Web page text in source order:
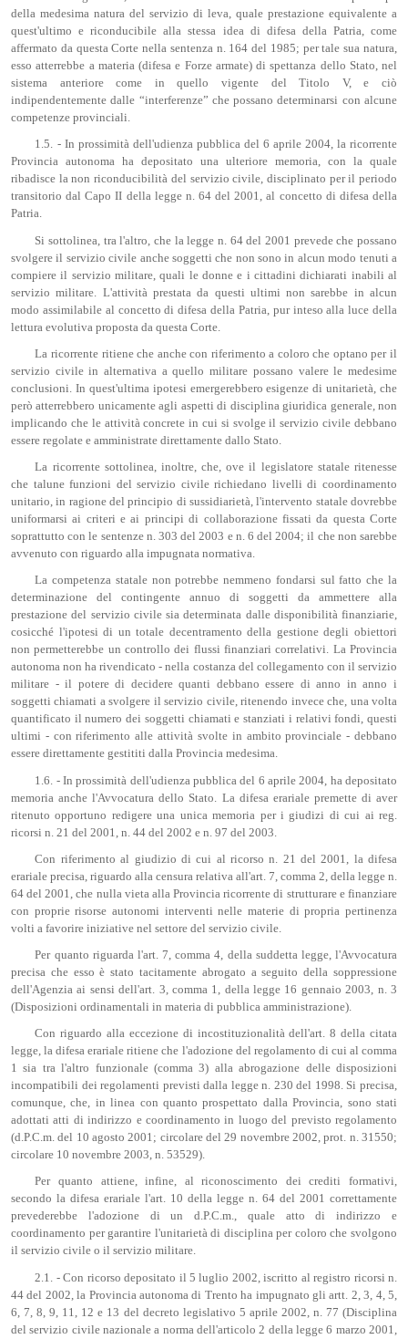
della medesima natura del servizio di leva, quale prestazione equivalente a
quest'ultimo e riconducibile alla stessa idea di difesa della Patria, come
affermato da questa Corte nella sentenza n. 164 del 1985; per tale sua natura,
esso atterrebbe a materia (difesa e Forze armate) di spettanza dello Stato, nel
sistema anteriore come in quello vigente del Titolo V, e ciò
indipendentemente dalle “interferenze” che possano determinarsi con alcune
competenze provinciali.
1.5. - In prossimità dell'udienza pubblica del 6 aprile 2004, la ricorrente
Provincia autonoma ha depositato una ulteriore memoria, con la quale
ribadisce la non riconducibilità del servizio civile, disciplinato per il periodo
transitorio dal Capo II della legge n. 64 del 2001, al concetto di difesa della
Patria.
Si sottolinea, tra l'altro, che la legge n. 64 del 2001 prevede che possano
svolgere il servizio civile anche soggetti che non sono in alcun modo tenuti a
compiere il servizio militare, quali le donne e i cittadini dichiarati inabili al
servizio militare. L'attività prestata da questi ultimi non sarebbe in alcun
modo assimilabile al concetto di difesa della Patria, pur inteso alla luce della
lettura evolutiva proposta da questa Corte.
La ricorrente ritiene che anche con riferimento a coloro che optano per il
servizio civile in alternativa a quello militare possano valere le medesime
conclusioni. In quest'ultima ipotesi emergerebbero esigenze di unitarietà, che
però atterrebbero unicamente agli aspetti di disciplina giuridica generale, non
implicando che le attività concrete in cui si svolge il servizio civile debbano
essere regolate e amministrate direttamente dallo Stato.
La ricorrente sottolinea, inoltre, che, ove il legislatore statale ritenesse
che talune funzioni del servizio civile richiedano livelli di coordinamento
unitario, in ragione del principio di sussidiarietà, l'intervento statale dovrebbe
uniformarsi ai criteri e ai principi di collaborazione fissati da questa Corte
soprattutto con le sentenze n. 303 del 2003 e n. 6 del 2004; il che non sarebbe
avvenuto con riguardo alla impugnata normativa.
La competenza statale non potrebbe nemmeno fondarsi sul fatto che la
determinazione del contingente annuo di soggetti da ammettere alla
prestazione del servizio civile sia determinata dalle disponibilità finanziarie,
cosicché l'ipotesi di un totale decentramento della gestione degli obiettori
non permetterebbe un controllo dei flussi finanziari correlativi. La Provincia
autonoma non ha rivendicato - nella costanza del collegamento con il servizio
militare - il potere di decidere quanti debbano essere di anno in anno i
soggetti chiamati a svolgere il servizio civile, ritenendo invece che, una volta
quantificato il numero dei soggetti chiamati e stanziati i relativi fondi, questi
ultimi - con riferimento alle attività svolte in ambito provinciale - debbano
essere direttamente gestititi dalla Provincia medesima.
1.6. - In prossimità dell'udienza pubblica del 6 aprile 2004, ha depositato
memoria anche l'Avvocatura dello Stato. La difesa erariale premette di aver
ritenuto opportuno redigere una unica memoria per i giudizi di cui ai reg.
ricorsi n. 21 del 2001, n. 44 del 2002 e n. 97 del 2003.
Con riferimento al giudizio di cui al ricorso n. 21 del 2001, la difesa
erariale precisa, riguardo alla censura relativa all'art. 7, comma 2, della legge n.
64 del 2001, che nulla vieta alla Provincia ricorrente di strutturare e finanziare
con proprie risorse autonomi interventi nelle materie di propria pertinenza
volti a favorire iniziative nel settore del servizio civile.
Per quanto riguarda l'art. 7, comma 4, della suddetta legge, l'Avvocatura
precisa che esso è stato tacitamente abrogato a seguito della soppressione
dell'Agenzia ai sensi dell'art. 3, comma 1, della legge 16 gennaio 2003, n. 3
(Disposizioni ordinamentali in materia di pubblica amministrazione).
Con riguardo alla eccezione di incostituzionalità dell'art. 8 della citata
legge, la difesa erariale ritiene che l'adozione del regolamento di cui al comma
1 sia tra l'altro funzionale (comma 3) alla abrogazione delle disposizioni
incompatibili dei regolamenti previsti dalla legge n. 230 del 1998. Si precisa,
comunque, che, in linea con quanto prospettato dalla Provincia, sono stati
adottati atti di indirizzo e coordinamento in luogo del previsto regolamento
(d.P.C.m. del 10 agosto 2001; circolare del 29 novembre 2002, prot. n. 31550;
circolare 10 novembre 2003, n. 53529).
Per quanto attiene, infine, al riconoscimento dei crediti formativi,
secondo la difesa erariale l'art. 10 della legge n. 64 del 2001 correttamente
prevederebbe l'adozione di un d.P.C.m., quale atto di indirizzo e
coordinamento per garantire l'unitarietà di disciplina per coloro che svolgono
il servizio civile o il servizio militare.
2.1. - Con ricorso depositato il 5 luglio 2002, iscritto al registro ricorsi n.
44 del 2002, la Provincia autonoma di Trento ha impugnato gli artt. 2, 3, 4, 5,
6, 7, 8, 9, 11, 12 e 13 del decreto legislativo 5 aprile 2002, n. 77 (Disciplina
del servizio civile nazionale a norma dell'articolo 2 della legge 6 marzo 2001,